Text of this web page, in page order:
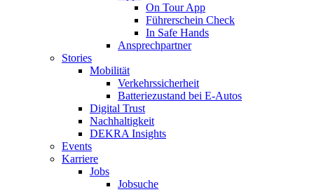
On Tour App
Führerschein Check
In Safe Hands
Ansprechpartner
Stories
Mobilität
Verkehrssicherheit
Batteriezustand bei E-Autos
Digital Trust
Nachhaltigkeit
DEKRA Insights
Events
Karriere
Jobs
Jobsuche